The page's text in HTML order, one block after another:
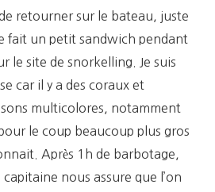
retourner sur le bateau, juste
fait un petit sandwich pendant
le site de snorkelling. Je suis
car il y a des coraux et
multicolores, notamment
le coup beaucoup plus gros
Après 1h de barbotage,
nous assure que l’on